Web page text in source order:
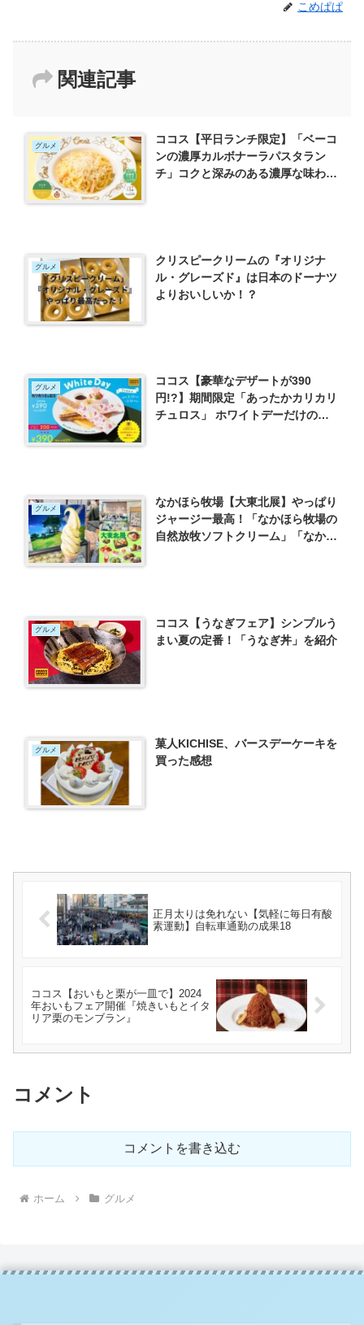
こめぱぱ
関連記事
グルメ
ココス【平日ランチ限定】「ベーコ
ンの濃厚カルボナーラパスタラン
チ」コクと深みのある濃厚な味わ
グルメ
クリスピークリームの『オリジナ
ル・グレーズド』は日本のドーナツ
よりおいしいか！？
グルメ
ココス【豪華なデザートが390
円!?】期間限定「あったかカリカリ
チュロス」 ホワイトデーだけの特
グルメ
なかほら牧場【大東北展】やっぱり
ジャージー最高！「なかほら牧場の
自然放牧ソフトクリーム」「なかほ
グルメ
ココス【うなぎフェア】シンプルう
まい夏の定番！「うなぎ丼」を紹介
グルメ
菓人KICHISE、バースデーケーキを
買った感想
正月太りは免れない【気軽に毎日有酸
素運動】自転車通勤の成果18
ココス【おいもと栗が一皿で】2024
年おいもフェア開催『焼きいもとイタ
リア栗のモンブラン』
コメント
コメントを書き込む
ホーム グルメ